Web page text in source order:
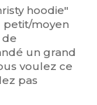
hoodie"
petit/moyen
de
un grand
voulez ce
pas